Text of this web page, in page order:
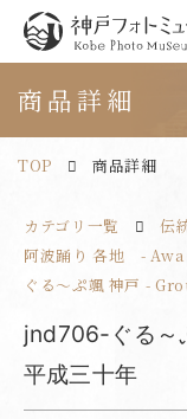
神戸フォトミュージア
商品詳細
TOP 商品詳細
カテゴリ一覧
伝
阿波踊り 各地 -
ぐる～ぷ颯 神戸 -
jnd706-ぐる～
平成三十年